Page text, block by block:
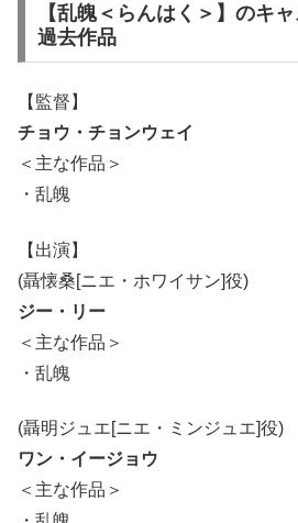
【乱魄＜らんはく＞】のキ
過去作品
【監督】
チョウ・チョンウェイ
＜主な作品＞
・乱魄
【出演】
(聶懐桑[ニエ・ホワイサン]役)
ジー・リー
＜主な作品＞
・乱魄
(聶明ジュエ[ニエ・ミンジュエ]役)
ワン・イージョウ
＜主な作品＞